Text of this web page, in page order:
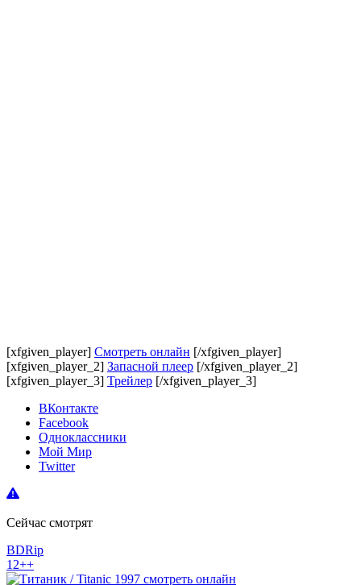
[xfgiven_player] Смотреть онлайн [/xfgiven_player]
[xfgiven_player_2] Запасной плеер [/xfgiven_player_2]
[xfgiven_player_3] Трейлер [/xfgiven_player_3]
ВКонтакте
Facebook
Одноклассники
Мой Мир
Twitter
Сейчас смотрят
BDRip
12++